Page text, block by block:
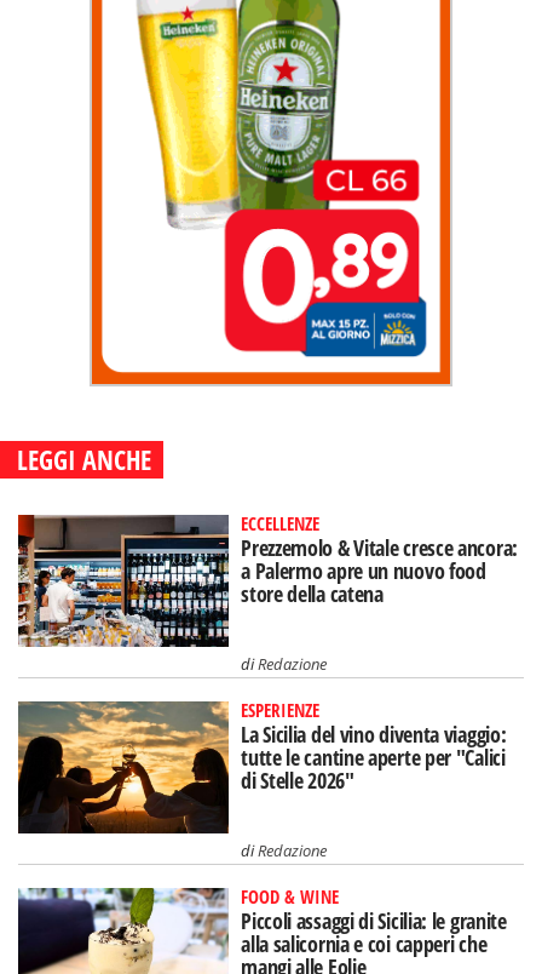
LEGGI ANCHE
ECCELLENZE
Prezzemolo & Vitale cresce ancora:
a Palermo apre un nuovo food
store della catena
diRedazione
ESPERIENZE
La Sicilia del vino diventa viaggio:
tutte le cantine aperte per "Calici
di Stelle 2026"
diRedazione
FOOD & WINE
Piccoli assaggi di Sicilia: le granite
alla salicornia e coi capperi che
mangi alle Eolie